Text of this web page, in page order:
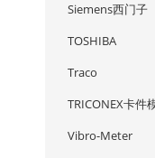
Siemens西门子
TOSHIBA
Traco
TRICONEX卡件
Vibro-Meter